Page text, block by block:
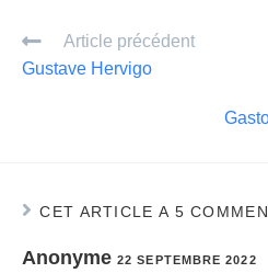
Article précédent
Gustave Hervigo
CET ARTICLE A 5
Anonyme 22 SEPTEMBRE 2022